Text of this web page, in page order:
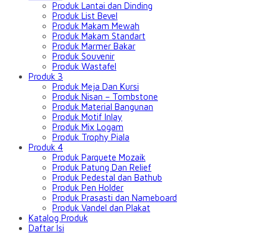
Produk Lantai dan Dinding
Produk List Bevel
Produk Makam Mewah
Produk Makam Standart
Produk Marmer Bakar
Produk Souvenir
Produk Wastafel
Produk 3
Produk Meja Dan Kursi
Produk Nisan – Tombstone
Produk Material Bangunan
Produk Motif Inlay
Produk Mix Logam
Produk Trophy Piala
Produk 4
Produk Parquete Mozaik
Produk Patung Dan Relief
Produk Pedestal dan Bathub
Produk Pen Holder
Produk Prasasti dan Nameboard
Produk Vandel dan Plakat
Katalog Produk
Daftar Isi